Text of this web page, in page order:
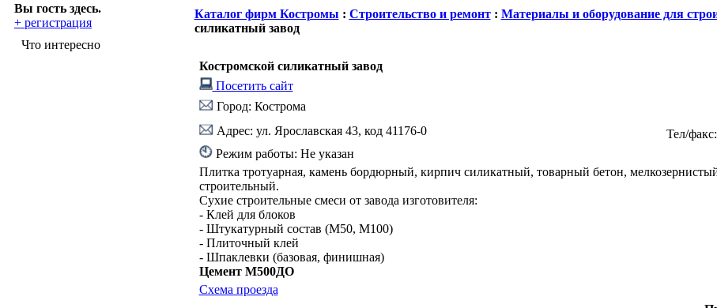
Вы гость здесь.
+ регистрация
Что интересно
Каталог фирм Костромы : Строительство и ремонт: Материалы и оборудование для
силикатный завод
Костромской силикатный завод
Посетить сайт
Город: Кострома
Адрес: ул. Ярославская 43, код 41176-0
Тел/
Режим работы: Не указан
Плитка тротуарная, камень бордюрный, кирпич силикатный, товарный бетон,
строительный.
Сухие строительные смеси от завода изготовителя:
- Клей для блоков
- Штукатурный состав (М50, М100)
- Плиточный клей
- Шпаклевки (базовая, финишная)
Цемент М500ДО
Схема проезда